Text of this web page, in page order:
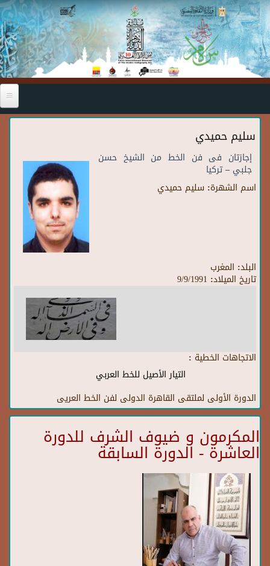
Skip to main content
سليم حميدي
إجازتان فى فن الخط من الشيخ حسن
جلبي – تركيا
اسم الشهرة: سليم حميدي
البلد: المغرب
تاريخ الميلاد: 9/9/1991
الاتجاهات الخطية :
التيار الأصيل للخط العربي
الدورة الأولى لملتقى القاهرة الدولى لفن الخط العريى
المكرمون و ضيوف الشرف للدورة
العاشرة - الدورة السابقة